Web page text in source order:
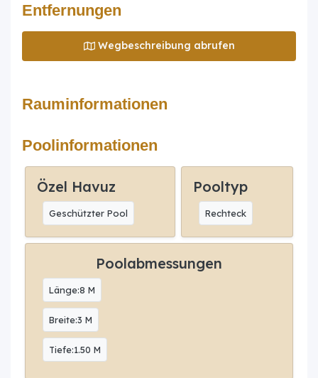
Entfernungen
Wegbeschreibung abrufen
Rauminformationen
Poolinformationen
Özel Havuz
Geschützter Pool
Pooltyp
Rechteck
Poolabmessungen
Länge:8 M
Breite:3 M
Tiefe:1.50 M